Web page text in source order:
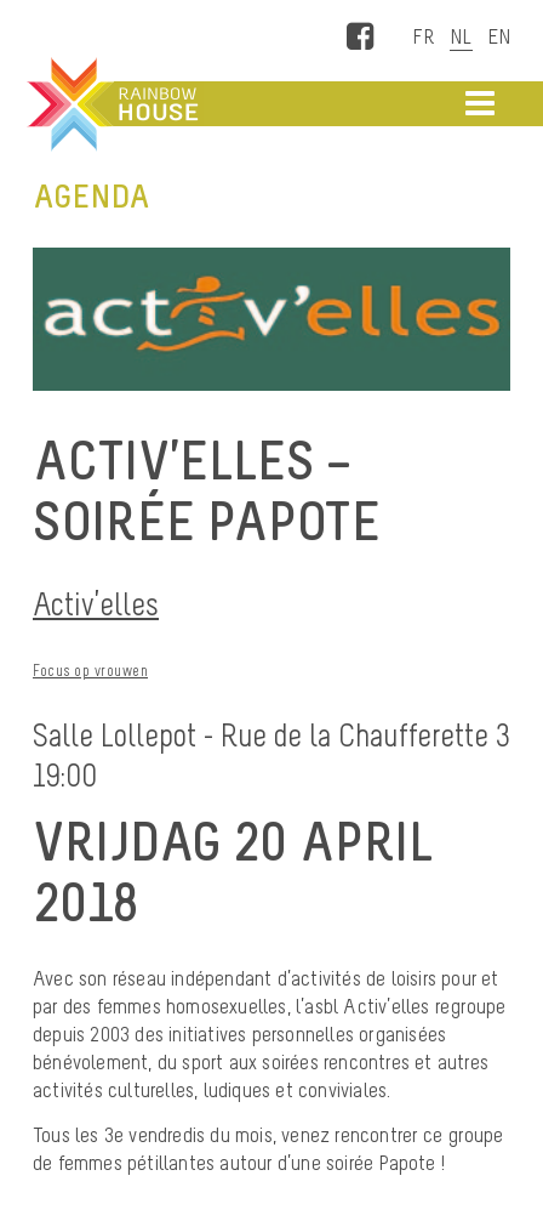
Facebook
AGENDA
ACTIV’ELLES –
SOIRÉE PAPOTE
Activ’elles
Focus op vrouwen
Salle Lollepot - Rue de la Chaufferette 3
19:00
VRIJDAG 20 APRIL
2018
Avec son réseau indépendant d’activités de loisirs pour et
par des femmes homosexuelles, l’asbl Activ’elles regroupe
depuis 2003 des initiatives personnelles organisées
bénévolement, du sport aux soirées rencontres et autres
activités culturelles, ludiques et conviviales.
Tous les 3e vendredis du mois, venez rencontrer ce groupe
de femmes pétillantes autour d’une soirée Papote !